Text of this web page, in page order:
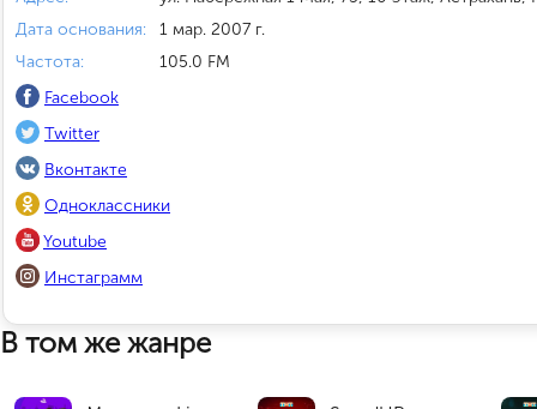
Дата основания:
1 мар. 2007 г.
Частота:
105.0 FM
Facebook
Twitter
Вконтакте
Одноклассники
Youtube
Инстаграмм
В том же жанре